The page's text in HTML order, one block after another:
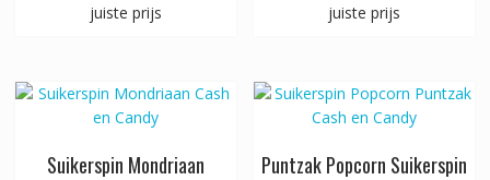
juiste prijs
juiste prijs
Suikerspin Mondriaan Puntzak Popcorn Suikerspin